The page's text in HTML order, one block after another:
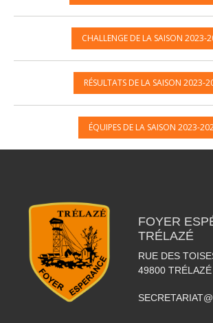
CHALLENGE DE LA SAISON 2023-
RÉSULTATS DE LA SAISON 2023-
ÉQUIPES DE LA SAISON 2023-
FOYER
TRÉLAZÉ
RUE DES
49800 TRÉLAZÉ